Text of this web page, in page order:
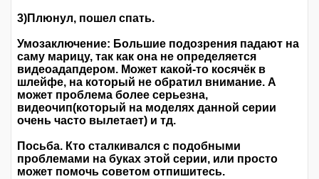
3)Плюнул, пошел спать.
Умозаключение: Большие подозрения падают на
саму марицу, так как она не определяется
видеоадапдером. Может какой-то косячёк в
шлейфе, на который не обратил внимание. А
может проблема более серьезна,
видеочип(который на моделях данной серии
очень часто вылетает) и тд.
Посьба. Кто сталкивался с подобными
проблемами на буках этой серии, или просто
может помочь советом отпишитесь.